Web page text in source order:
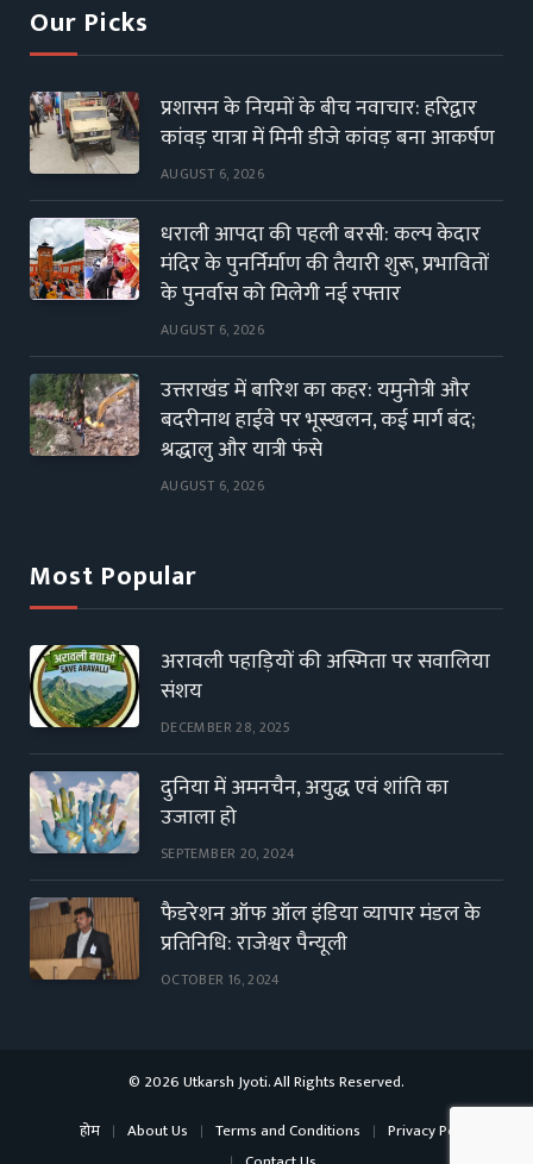
Our Picks
प्रशासन के नियमों के बीच नवाचार: हरिद्वार
कांवड़ यात्रा में मिनी डीजे कांवड़ बना आकर्षण
AUGUST 6, 2026
धराली आपदा की पहली बरसी: कल्प केदार
मंदिर के पुनर्निर्माण की तैयारी शुरू, प्रभावितों
के पुनर्वास को मिलेगी नई रफ्तार
AUGUST 6, 2026
उत्तराखंड में बारिश का कहर: यमुनोत्री और
बदरीनाथ हाईवे पर भूस्खलन, कई मार्ग बंद;
श्रद्धालु और यात्री फंसे
AUGUST 6, 2026
Most Popular
अरावली पहाड़ियों की अस्मिता पर सवालिया
संशय
DECEMBER 28, 2025
दुनिया में अमनचैन, अयुद्ध एवं शांति का
उजाला हो
SEPTEMBER 20, 2024
फैडरेशन ऑफ ऑल इंडिया व्यापार मंडल के
प्रतिनिधि: राजेश्वर पैन्यूली
OCTOBER 16, 2024
© 2026 Utkarsh Jyoti. All Rights Reserved.
होम
About Us Terms and Conditions
Privacy Policy